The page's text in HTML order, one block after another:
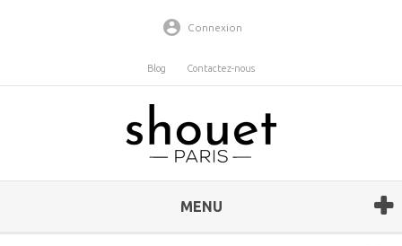
Connexion
Blog Contactez-nous
MENU